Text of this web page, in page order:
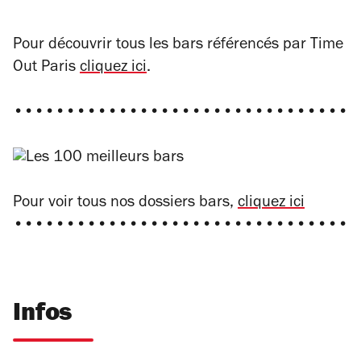
Pour découvrir tous les bars référencés par Time
Out Paris cliquez ici.
Pour voir tous nos dossiers bars, cliquez ici
Infos